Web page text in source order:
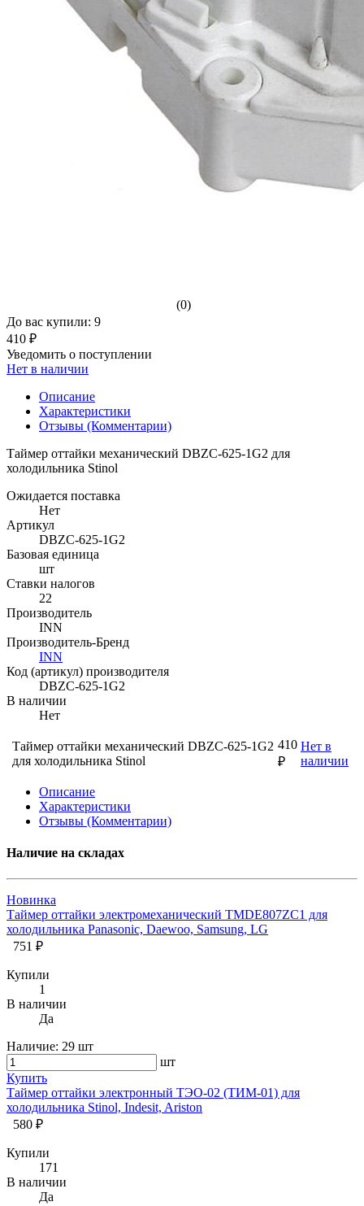
(0)
До вас купили: 9
410 ₽
Уведомить о поступлении
Нет в наличии
Описание
Характеристики
Отзывы (Комментарии)
Таймер оттайки механический DBZC-625-1G2 для
холодильника Stinol
Ожидается поставка
Нет
Артикул
DBZC-625-1G2
Базовая единица
шт
Ставки налогов
22
Производитель
INN
Производитель-Бренд
INN
Код (артикул) производителя
DBZC-625-1G2
В наличии
Нет
Таймер оттайки механический DBZC-625-1G2
для холодильника Stinol
410
₽
Нет в
наличии
Описание
Характеристики
Отзывы (Комментарии)
Наличие на складах
Новинка
Таймер оттайки электромеханический TMDE807ZC1 для
холодильника Panasonic, Daewoo, Samsung, LG
751 ₽
Купили
1
В наличии
Да
Наличие: 29 шт
шт
Купить
Таймер оттайки электронный ТЭО-02 (ТИМ-01) для
холодильника Stinol, Indesit, Ariston
580 ₽
Купили
171
В наличии
Да